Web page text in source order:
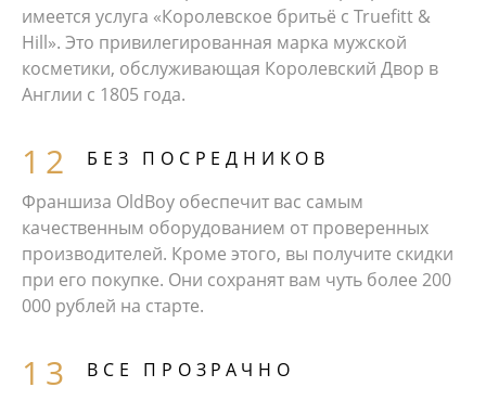
имеется услуга «Королевское бритьё с Truefitt &
Hill». Это привилегированная марка мужской
косметики, обслуживающая Королевский Двор в
Англии с 1805 года.
БЕЗ ПОСРЕДНИКОВ
Франшиза OldBoy обеспечит вас самым
качественным оборудованием от проверенных
производителей. Кроме этого, вы получите скидки
при его покупке. Они сохранят вам чуть более 200
000 рублей на старте.
ВСЕ ПРОЗРАЧНО